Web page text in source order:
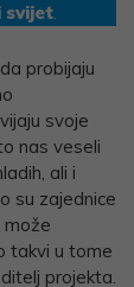
svijet.
probijaju
svoje
nas veseli
ali i
su zajednice
može
takvi u tome
projekta.